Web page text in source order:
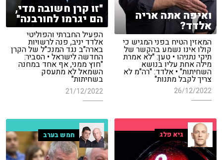
ואיפה אתה אריה
אלדד?
המאזין הטיח בפני המגיש כי
קולו אינו נשמע בהקשר של
תיקי נתניהו • טען: "לא אמרת
מילה אחת עליו בנושא
השחיתות" • אלדד: "רה"מ לא
צריך לקבל מתנות"
26/12/2022
"זו קרן חשובה מדי,
הם יגרמו לחורבנה"
הפעיל החברתי והפוליטי
אלדד יניב, פנה לרשויות
בארה"ב נגד המנכ"ל של הקרן
החדשה לישראל • הסביר:
"חוץ ממני, אף אחד במחנה
השמאל לא מתעסק
בשחיתות"
21/12/2022
גיא פלג חמש בערב